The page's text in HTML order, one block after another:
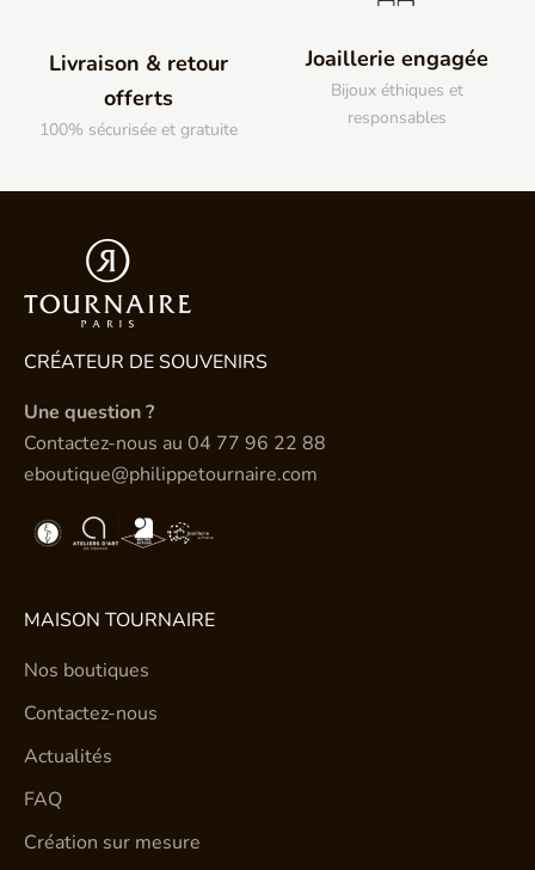
Livraison & retour
offerts
100% sécurisée et gratuite
Joaillerie engagée
Bijoux éthiques et
responsables
CRÉATEUR DE SOUVENIRS
Une question ?
Contactez-nous au 04 77 96 22 88
eboutique@philippetournaire.com
MAISON TOURNAIRE
Nos boutiques
Contactez-nous
Actualités
FAQ
Création sur mesure